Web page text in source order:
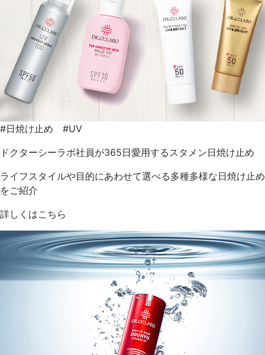
#日焼け止め #UV
ドクターシーラボ社員が365日愛用するスタメン日焼け止め
ライフスタイルや目的にあわせて選べる多種多様な日焼け止め
をご紹介
詳しくはこちら